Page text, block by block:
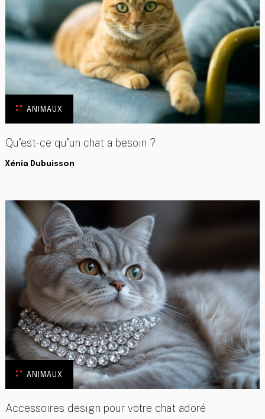
ANIMAUX
Qu’est-ce qu’un chat a besoin ?
Xénia Dubuisson
ANIMAUX
Accessoires design pour votre chat adoré